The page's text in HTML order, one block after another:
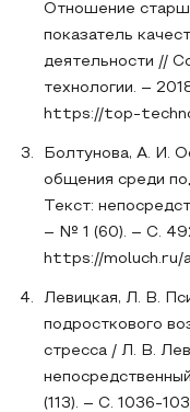
Отношение
показатель
деятельности //
технологии. –
https://top-
Болтунова, А. И.
общения среди
Текст:
– № 1 (60). – С.
https://moluch.ru/
Левицкая, Л. В.
подросткового
стресса / Л. В.
(113). – С. 1036-